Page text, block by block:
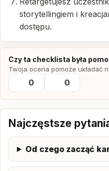
storytellingiem i
dostępu.
Czy ta checklista była
Twoja ocena pomoże układać
0 0
Najczęstsze
Od czego zacząć